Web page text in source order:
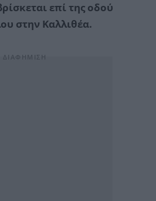
επί της οδού
στην Καλλιθέα.